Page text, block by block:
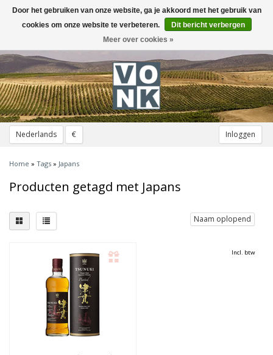
Nederlands € Inloggen
Toggle
navigation
Home » Tags » Japans
Producten getagd met Japans
Naam oplopend
Incl. btw
Door het gebruiken van onze website, ga je akkoord met het gebruik van
cookies om onze website te verbeteren.
Dit bericht verbergen
Meer over cookies »